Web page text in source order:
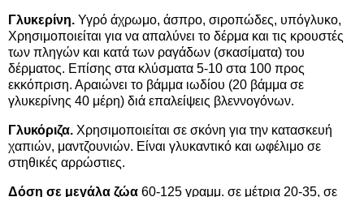
Γλυκερίνη. Υγρό άχρωμο, άσπρο, σιροπώδες, υπόγλυκο,
Χρησιμοποιείται για να απαλύνει το δέρμα και τις κρουστές
των πληγών και κατά των ραγάδων (σκασίματα) του
δέρματος. Επίσης στα κλύσματα 5-10 στα 100 προς
εκκόπριση. Αραιώνει το βάμμα ιωδίου (20 βάμμα σε
γλυκερίνης 40 μέρη) διά επαλείψεις βλεννογόνων.
Γλυκόριζα. Χρησιμοποιείται σε σκόνη για την κατασκευή
χαπιών, μαντζουνιών. Είναι γλυκαντικό και ωφέλιμο σε
στηθικές αρρώστιες.
Δόση σε μεγάλα ζώα 60-125 γραμμ. σε μέτρια 20-35, σε